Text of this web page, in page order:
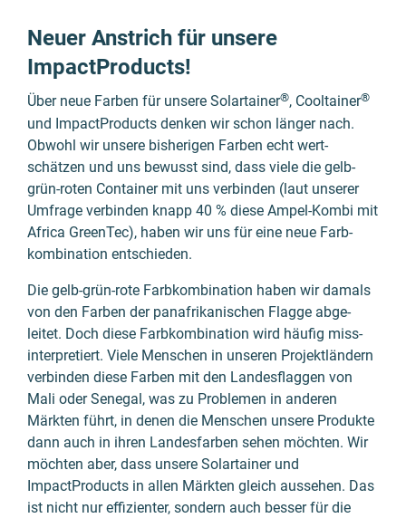
Neuer Anstrich für unsere
ImpactProducts!
Über neue Farben für unsere Solartainer®, Cooltainer®
und ImpactProducts denken wir schon länger nach.
Obwohl wir unsere bisherigen Farben echt wert­
schätzen und uns bewusst sind, dass viele die gelb-
grün-roten Container mit uns verbinden (laut unserer
Umfrage verbinden knapp 40 % diese Ampel-Kombi mit
Africa GreenTec), haben wir uns für eine neue Farb­
kombi­nation entschie­den.
Die gelb-grün-rote Farb­kombina­tion haben wir damals
von den Farben der panafri­kanischen Flagge abge­
leitet. Doch diese Farb­kombina­tion wird häufig miss­
inter­pre­tiert. Viele Menschen in unseren Projekt­ländern
verbin­den diese Farben mit den Landes­flaggen von
Mali oder Senegal, was zu Problemen in anderen
Märkten führt, in denen die Menschen unsere Produkte
dann auch in ihren Landes­farben sehen möchten. Wir
möchten aber, dass unsere Solartainer und
ImpactProducts in allen Märkten gleich aussehen. Das
ist nicht nur effi­zienter, sondern auch besser für die